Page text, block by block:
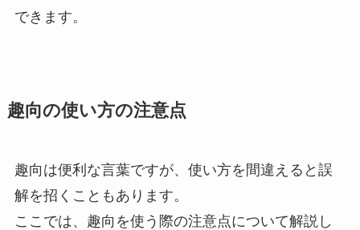
できます。
趣向の使い方の注意点
趣向は便利な言葉ですが、使い方を間違えると誤
解を招くこともあります。
ここでは、趣向を使う際の注意点について解説し